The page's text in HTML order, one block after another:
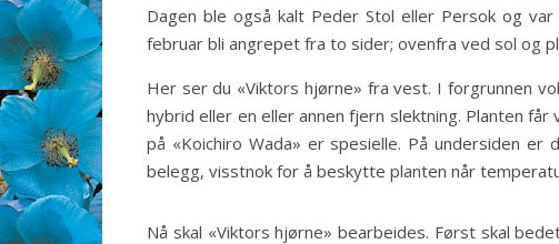
Dagen ble også kalt Peder Stol eller Persok og
februar bli angrepet fra to sider; ovenfra ved sol og
Her ser du «Viktors hjørne» fra vest. I forgrunnen
hybrid eller en eller annen fjern slektning. Planten
på «Koichiro Wada» er spesielle. På undersiden
belegg, visstnok for å beskytte planten når
Nå skal «Viktors hjørne» bearbeides. Først skal